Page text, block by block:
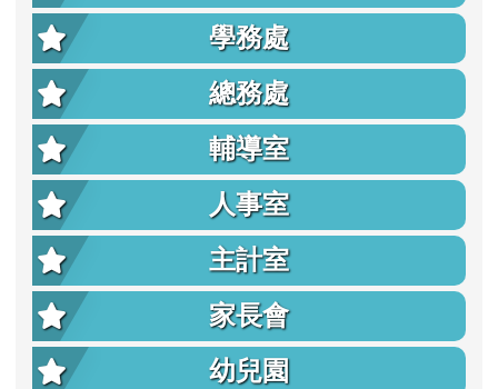
學務處
總務處
輔導室
人事室
主計室
家長會
幼兒園